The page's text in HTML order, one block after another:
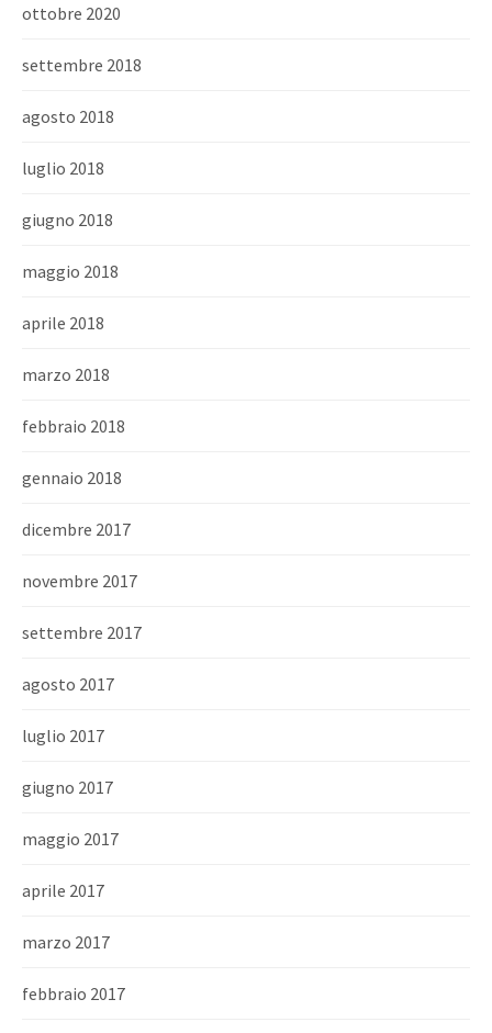
ottobre 2020
settembre 2018
agosto 2018
luglio 2018
giugno 2018
maggio 2018
aprile 2018
marzo 2018
febbraio 2018
gennaio 2018
dicembre 2017
novembre 2017
settembre 2017
agosto 2017
luglio 2017
giugno 2017
maggio 2017
aprile 2017
marzo 2017
febbraio 2017